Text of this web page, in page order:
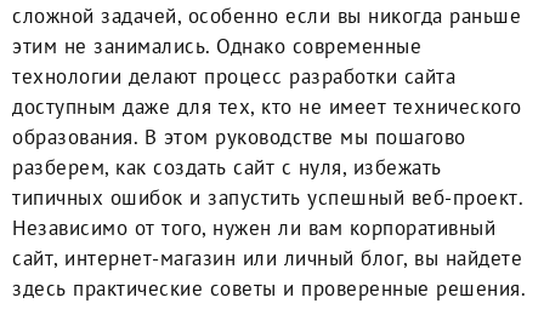
сложной задачей, особенно если вы никогда раньше
этим не занимались. Однако современные
технологии делают процесс разработки сайта
доступным даже для тех, кто не имеет технического
образования. В этом руководстве мы пошагово
разберем, как создать сайт с нуля, избежать
типичных ошибок и запустить успешный веб-проект.
Независимо от того, нужен ли вам корпоративный
сайт, интернет-магазин или личный блог, вы найдете
здесь практические советы и проверенные решения.